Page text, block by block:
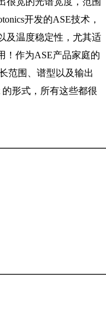
开发的ASE技术，
及温度稳定性，尤其适
！作为ASE产品家庭的
范围、谱型以及输出
形式，所有这些都很